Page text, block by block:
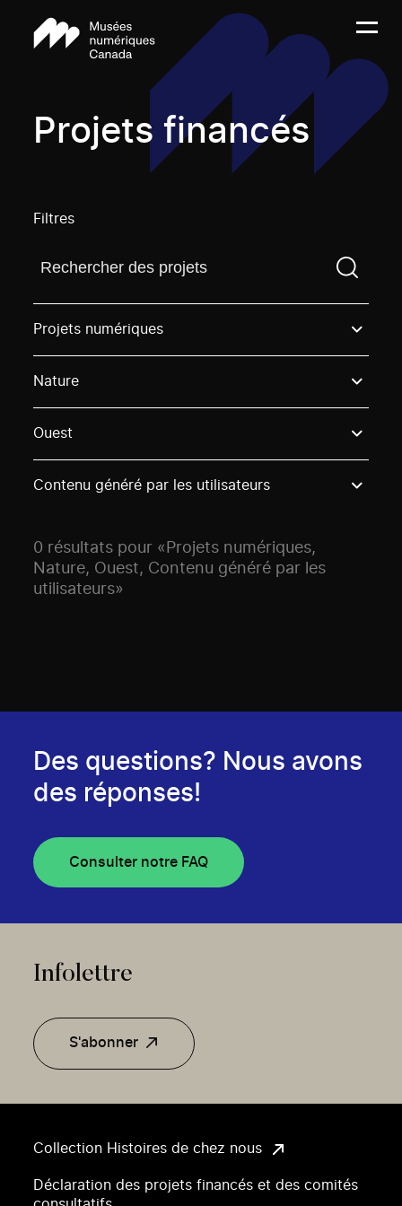
Projets financés
Filtres
Trouvez un projetVous devez saisir un terme de
Projets numériques
Nature
Ouest
Contenu généré par les utilisateurs
0 résultats pour «Projets numériques,
Nature, Ouest, Contenu généré par les
utilisateurs»
Collection Histoires de chez nous
Déclaration des projets financés et des comités
Des questions? Nous avons
des réponses!
Consulter notre FAQ
Infolettre
S'abonner